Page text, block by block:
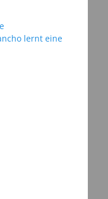
lernt eine